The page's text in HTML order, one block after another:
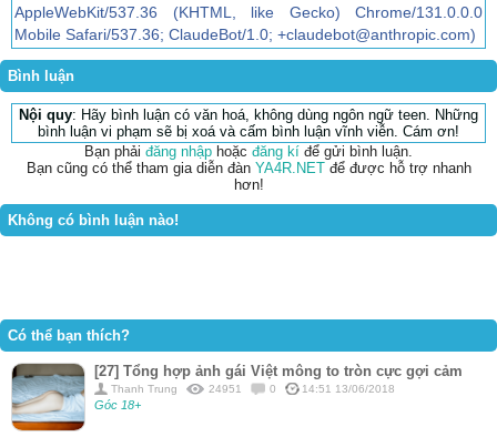
AppleWebKit/537.36 (KHTML, like Gecko) Chrome/131.0.0.0
Mobile Safari/537.36; ClaudeBot/1.0; +claudebot@anthropic.com)
Bình luận
Nội quy: Hãy bình luận có văn hoá, không dùng ngôn ngữ teen. Những
bình luận vi phạm sẽ bị xoá và cấm bình luận vĩnh viễn. Cám ơn!
Bạn phải đăng nhập hoặc đăng kí để gửi bình luận.
Bạn cũng có thể tham gia diễn đàn YA4R.NETđể được hỗ trợ nhanh
hơn!
Không có bình luận nào!
Có thể bạn thích?
[27] Tổng hợp ảnh gái Việt mông to tròn cực gợi cảm
Thanh Trung 24951 0 14:51 13/06/2018
Góc 18+